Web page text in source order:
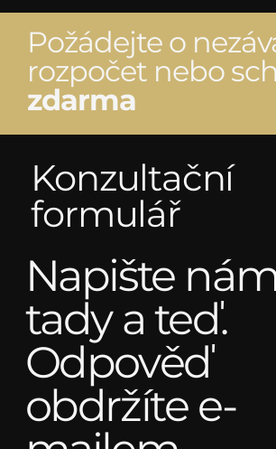
Požádejte o
rozpočet nebo
zdarma
Konzultační
formulář
Napište
tady a teď.
Odpověď
obdržíte e-